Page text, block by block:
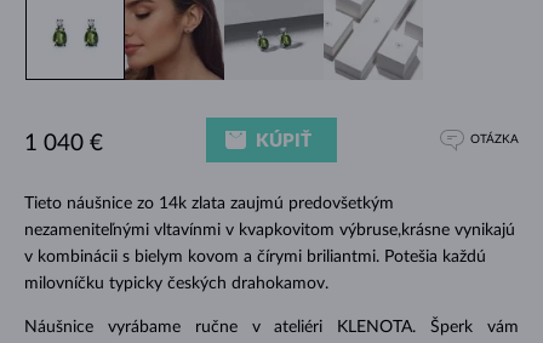
Tieto náušnice zo 14k zlata zaujmú predovšetkým
nezameniteľnými vltavínmi v kvapkovitom výbruse,krásne vynikajú
v kombinácii s bielym kovom a čírymi briliantmi. Potešia každú
milovníčku typicky českých drahokamov.
Náušnice vyrábame ručne v ateliéri KLENOTA. Šperk vám
1 040 € KÚPIŤ OTÁZKA